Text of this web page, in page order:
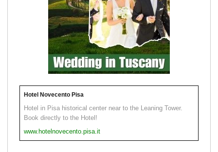
Hotel Novecento Pisa
Hotel in Pisa historical center near to the Leaning Tower.
Book directly to the Hotel!
www.hotelnovecento.pisa.it